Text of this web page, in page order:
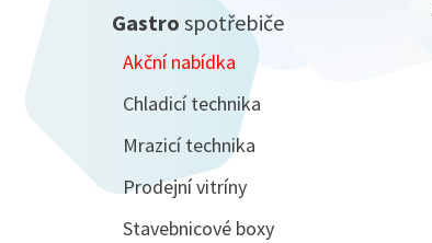
Gastro spotřebiče
Akční nabídka
Chladicí technika
Mrazicí technika
Prodejní vitríny
Stavebnicové boxy